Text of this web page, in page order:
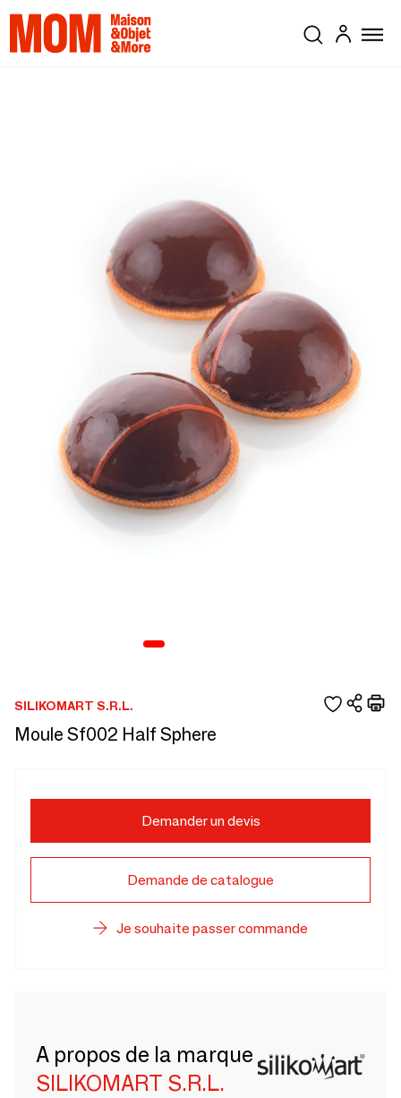
SILIKOMART S.R.L.
Moule Sf002 Half Sphere
Demander un devis
Demande de catalogue
Je souhaite passer commande
A propos de la marque
SILIKOMART S.R.L.